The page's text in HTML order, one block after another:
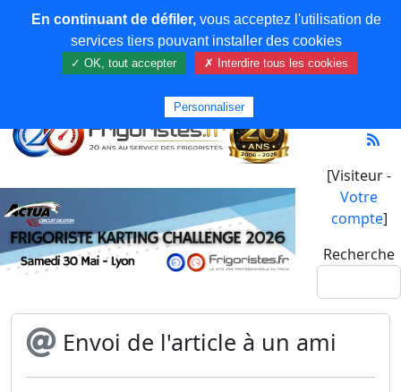
[Visiteur -
Votre
compte]
Recherche
Envoi de l'article à un ami
En continuant de défiler,vous acceptez l'utilisation de
services tiers pouvant installer des cookies
✓ OK, tout accepter ✗ Interdire tous les cookies
Personnaliser